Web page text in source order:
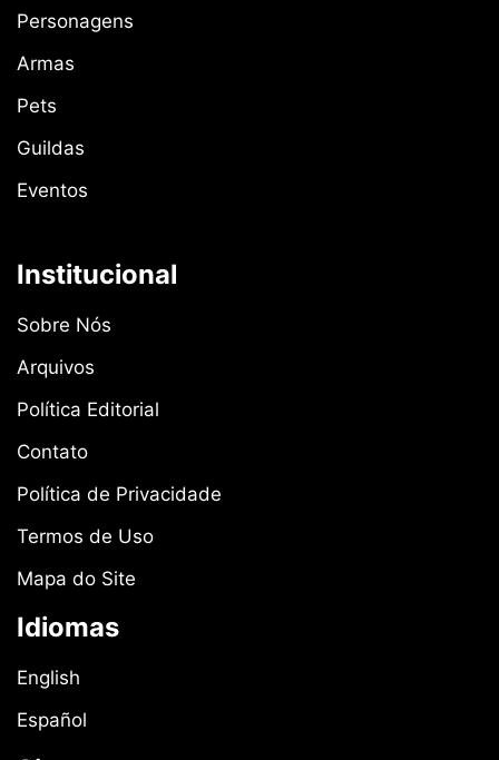
Personagens
Armas
Pets
Guildas
Eventos
Institucional
Sobre Nós
Arquivos
Política Editorial
Contato
Política de Privacidade
Termos de Uso
Mapa do Site
Idiomas
English
Español